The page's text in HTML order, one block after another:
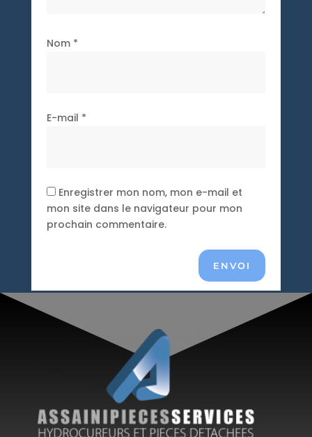
Nom *
E-mail *
Enregistrer mon nom, mon e-mail et
mon site dans le navigateur pour mon
prochain commentaire.
ENVOI